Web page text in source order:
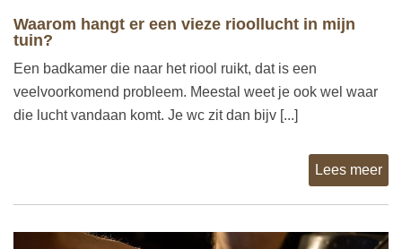
Waarom hangt er een vieze rioollucht in mijn
tuin?
Een badkamer die naar het riool ruikt, dat is een
veelvoorkomend probleem. Meestal weet je ook wel waar
die lucht vandaan komt. Je wc zit dan bijv [...]
Lees meer